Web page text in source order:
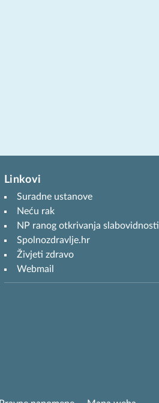
Linkovi
Suradne ustanove
Neću rak
NP ranog otkrivanja slabovidnosti
Spolnozdravlje.hr
Živjeti zdravo
Webmail